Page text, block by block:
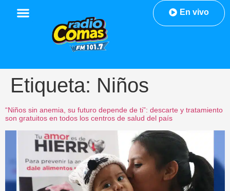
En vivo
Etiqueta: Niños
“Niños sin anemia, su futuro depende de ti”: descarte y tratamiento
son gratuitos en todos los centros de salud del país